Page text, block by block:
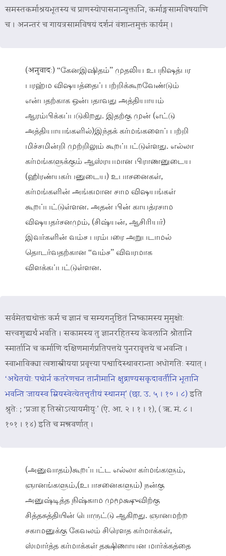
समस्तकर्माश्रयभूतस्य च प्राणस्योपासनान्युक्तानि, कर्माङ्गसामविषयाणि
च । अनन्तरं च गायत्रसामविषयं दर्शनं वंशान्तमुक्तं कार्यम् ।
(अनुवादः) “கேனஇஷிதம்” முதலிய உபநிஷத்பர
பரஹ்ம விஷயத்தைப் பற்றிக்கூறவேண்டும்
என்பதற்காக ஒன்பதாவது அத்தியாயம்
ஆரம்பிக்கப்படுகிறது. இதற்கு முன் (எட்டு
அத்தியாயங்களில்)இந்தக் கர்மங்களைப் பற்றி
மிச்சமின்றி முற்றிலும் கூறப்பட்டுள்ளது. எல்லா
கர்மங்களுக்கும் ஆஸ்ரயமான பிராணனுடைய
(ஹிரண்யகர்பனுடைய) உபாசனைகள்,
கர்மங்களின் அங்கமான சாம விஷயங்கள்
கூறப்பட்டுள்ளன. அதன் பின் காயத்ரசாம
விஷயதர்சனமும், (சிஷ்யன், ஆசிரியர்)
இவர்களின் வம்ச பரம்பரை அறுபடாமல்
தொடர்வதற்கான “வம்ச” விவரமாக
விளக்கப்பட்டுள்ளன.
सर्वमेतद्यथोक्तं कर्म च ज्ञानं च सम्यगनुष्ठितं निष्कामस्य मुमुक्षोः
सत्त्वशुद्ध्यर्थं भवति । सकामस्य तु ज्ञानरहितस्य केवलानि श्रौतानि
स्मार्तानि च कर्माणि दक्षिणमार्गप्रतिपत्तये पुनरावृत्तये च भवन्ति ।
स्वाभाविक्या त्वशास्त्रीयया प्रवृत्त्या पश्वादिस्थावरान्ता अधोगतिः स्यात् ।
‘अथैतयोः पथोर्न कतरेणचन तानीमानि क्षुद्राण्यसकृदावर्तीनि भूतानि
भवन्ति जायस्व म्रियस्वेत्येतत्तृतीयं स्थानम्’ (छा. उ. ५ । १० । ८) इति
श्रुतेः ; ‘प्रजा ह तिस्रोऽत्यायमीयुः’ (ऐ. आ. २ । १ । १), ( ऋ. मं. ८ ।
१०१ । १४) इति च मन्त्रवर्णात् ।
(அனுவாதம்)கூறப்பட்ட எல்லா கர்மங்களும்,
ஞானங்களும்,(உபாசனைகளும்) நன்கு
அனுஷ்டித்த நிஷ்காம முமூக்ஷுவிற்கு
சித்தசுத்தியின் பொருட்டு ஆகிறது. ஞானமற்ற
சகாமனுக்கு கேவலம் சிரௌத கர்மாக்கள்,
ஸ்மார்த்த கர்மாக்கள் தக்ஷிணாயன மார்க்கத்தை